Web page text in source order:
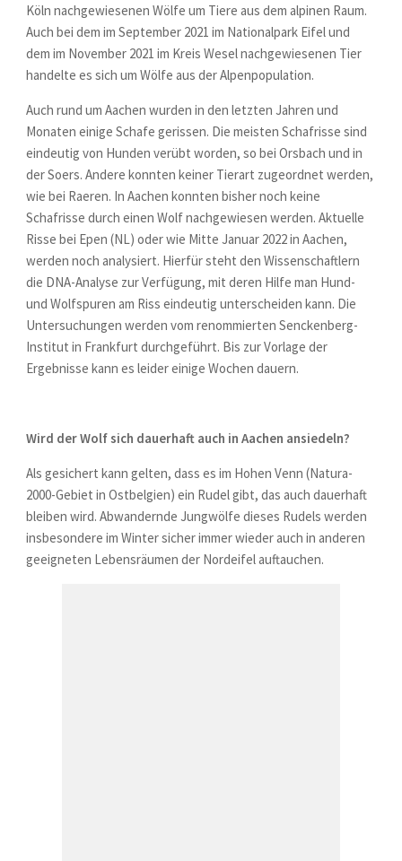
Köln nachgewiesenen Wölfe um Tiere aus dem alpinen Raum.
Auch bei dem im September 2021 im Nationalpark Eifel und
dem im November 2021 im Kreis Wesel nachgewiesenen Tier
handelte es sich um Wölfe aus der Alpenpopulation.
Auch rund um Aachen wurden in den letzten Jahren und
Monaten einige Schafe gerissen. Die meisten Schafrisse sind
eindeutig von Hunden verübt worden, so bei Orsbach und in
der Soers. Andere konnten keiner Tierart zugeordnet werden,
wie bei Raeren. In Aachen konnten bisher noch keine
Schafrisse durch einen Wolf nachgewiesen werden. Aktuelle
Risse bei Epen (NL) oder wie Mitte Januar 2022 in Aachen,
werden noch analysiert. Hierfür steht den Wissenschaftlern
die DNA-Analyse zur Verfügung, mit deren Hilfe man Hund-
und Wolfspuren am Riss eindeutig unterscheiden kann. Die
Untersuchungen werden vom renommierten Senckenberg-
Institut in Frankfurt durchgeführt. Bis zur Vorlage der
Ergebnisse kann es leider einige Wochen dauern.
Wird der Wolf sich dauerhaft auch in Aachen ansiedeln?
Als gesichert kann gelten, dass es im Hohen Venn (Natura-
2000-Gebiet in Ostbelgien) ein Rudel gibt, das auch dauerhaft
bleiben wird. Abwandernde Jungwölfe dieses Rudels werden
insbesondere im Winter sicher immer wieder auch in anderen
geeigneten Lebensräumen der Nordeifel auftauchen.